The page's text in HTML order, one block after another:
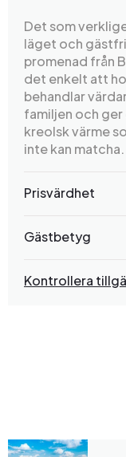
Det som
läget och
promenad från
det enkelt att
behandlar
familjen och
kreolsk värme
inte kan matcha.
Prisvärdhet
Gästbetyg
Kontrollera